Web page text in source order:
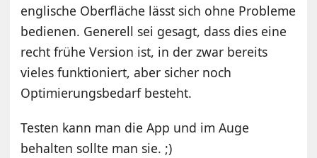
englische Oberfläche lässt sich ohne Probleme
bedienen. Generell sei gesagt, dass dies eine
recht frühe Version ist, in der zwar bereits
vieles funktioniert, aber sicher noch
Optimierungsbedarf besteht.
Testen kann man die App und im Auge
behalten sollte man sie. ;)